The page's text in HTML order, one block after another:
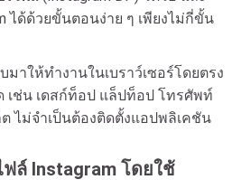
ได้ด้วยขั้นตอนง่าย ๆ เพียงไม่กี่ขั้น
มาให้ทำงานในเบราว์เซอร์โดยตรง
ช่น เดสก์ท็อป แล็ปท็อป โทรศัพท์
ต ไม่จำเป็นต้องติดตั้งแอปพลิเคชัน
ล์ Instagram โดยใช้